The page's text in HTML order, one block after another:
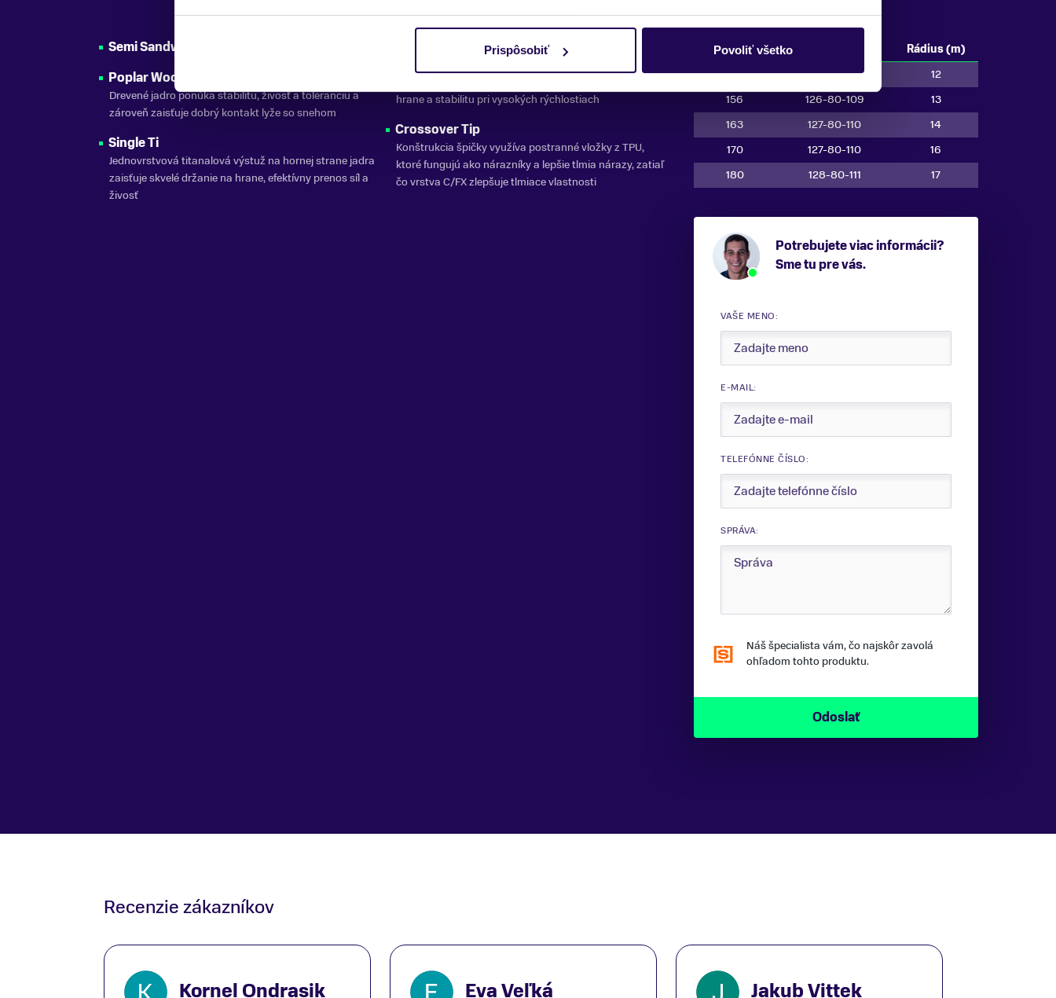
Prispôsobiť Povoliť všetko
Semi Sandwich Sidewalls
Poplar Woodcore
Drevené jadro ponúka stabilitu, živosť a toleranciu a
zároveň zaisťuje dobrý kontakt lyže so snehom
Single Ti
Jednovrstvová titanalová výstuž na hornej strane jadra
zaisťuje skvelé držanie na hrane, efektívny prenos síl a
živosť
Edge Amplifier GS
hrane a stabilitu pri vysokých rýchlostiach
Crossover Tip
Konštrukcia špičky využíva postranné vložky z TPU,
ktoré fungujú ako nárazníky a lepšie tlmia nárazy, zatiaľ
čo vrstva C/FX zlepšuje tlmiace vlastnosti
Dĺžka (cm) Parametre (mm)
Rádius (m)
149
126-80-109
12
156
126-80-109
13
163
127-80-110
14
170
127-80-110
16
180
128-80-111 17
Potrebujete viac informácii?
Sme tu pre vás.
VAŠE MENO:
E-MAIL:
TELEFÓNNE ČÍSLO:
SPRÁVA:
Náš špecialista vám, čo najskôr zavolá
ohľadom tohto produktu.
Recenzie zákazníkov
Kornel Ondrasik Eva Veľká Jakub Vittek